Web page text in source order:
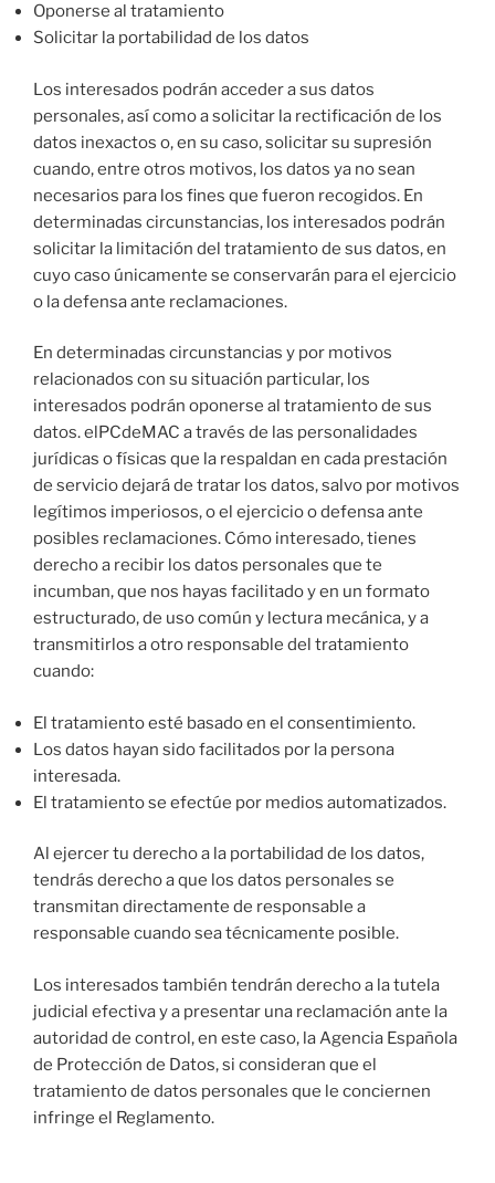
Oponerse al tratamiento
Solicitar la portabilidad de los datos
Los interesados podrán acceder a sus datos
personales, así como a solicitar la rectificación de los
datos inexactos o, en su caso, solicitar su supresión
cuando, entre otros motivos, los datos ya no sean
necesarios para los fines que fueron recogidos. En
determinadas circunstancias, los interesados podrán
solicitar la limitación del tratamiento de sus datos, en
cuyo caso únicamente se conservarán para el ejercicio
o la defensa ante reclamaciones.
En determinadas circunstancias y por motivos
relacionados con su situación particular, los
interesados podrán oponerse al tratamiento de sus
datos. elPCdeMAC a través de las personalidades
jurídicas o físicas que la respaldan en cada prestación
de servicio dejará de tratar los datos, salvo por motivos
legítimos imperiosos, o el ejercicio o defensa ante
posibles reclamaciones. Cómo interesado, tienes
derecho a recibir los datos personales que te
incumban, que nos hayas facilitado y en un formato
estructurado, de uso común y lectura mecánica, y a
transmitirlos a otro responsable del tratamiento
cuando:
El tratamiento esté basado en el consentimiento.
Los datos hayan sido facilitados por la persona
interesada.
El tratamiento se efectúe por medios automatizados.
Al ejercer tu derecho a la portabilidad de los datos,
tendrás derecho a que los datos personales se
transmitan directamente de responsable a
responsable cuando sea técnicamente posible.
Los interesados también tendrán derecho a la tutela
judicial efectiva y a presentar una reclamación ante la
autoridad de control, en este caso, la Agencia Española
de Protección de Datos, si consideran que el
tratamiento de datos personales que le conciernen
infringe el Reglamento.